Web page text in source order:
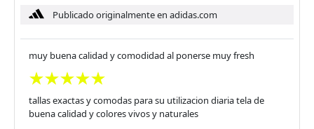
Publicado originalmente en adidas.com
muy buena calidad y comodidad al ponerse muy fresh
tallas exactas y comodas para su utilizacion diaria tela de
buena calidad y colores vivos y naturales